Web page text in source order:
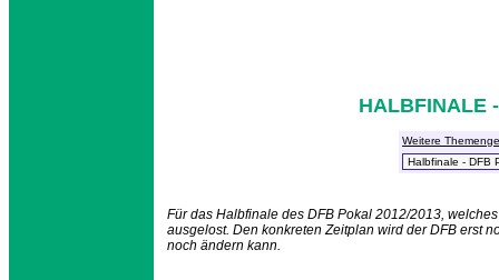
HALBFINALE
Weitere
Für das Halbfinale des DFB Pokal 2012/2013,
ausgelost. Den konkreten Zeitplan wird der DFB erst
noch ändern kann.